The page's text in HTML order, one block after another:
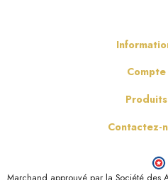
Compte
Produits
Contactez-